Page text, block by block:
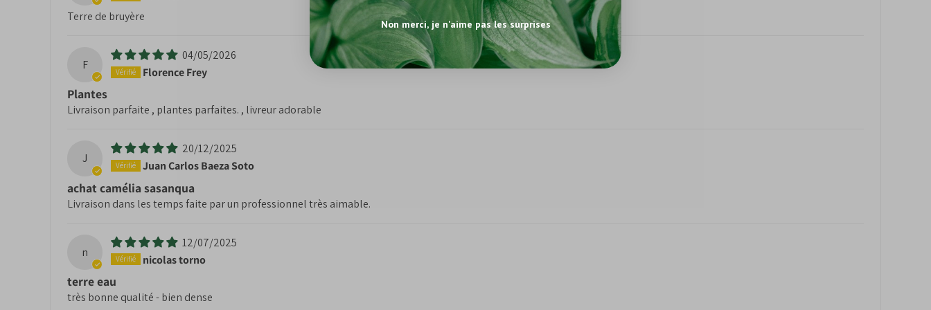
Terre de bruyère
F
04/05/2026
Florence Frey
Plantes
Livraison parfaite , plantes parfaites. , livreur adorable
J
20/12/2025
Juan Carlos Baeza Soto
achat camélia sasanqua
Livraison dans les temps faite par un professionnel très aimable.
n
12/07/2025
nicolas torno
terre eau
très bonne qualité - bien dense
Non merci, je n'aime pas les surprises